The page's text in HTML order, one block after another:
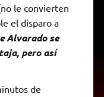
le convierten
el disparo a
Alvarado se
pero así
de